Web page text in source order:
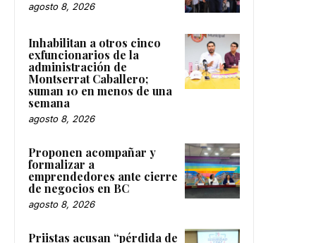
agosto 8, 2026
Inhabilitan a otros cinco
exfuncionarios de la
administración de
Montserrat Caballero;
suman 10 en menos de una
semana
agosto 8, 2026
Proponen acompañar y
formalizar a
emprendedores ante cierre
de negocios en BC
agosto 8, 2026
Priistas acusan “pérdida de